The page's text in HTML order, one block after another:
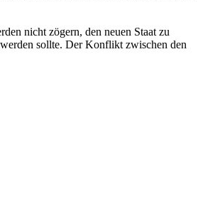
nicht zögern, den neuen Staat zu
sollte. Der Konflikt zwischen den